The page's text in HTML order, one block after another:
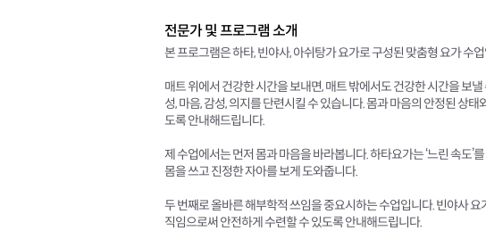
전문가 및 프로그램 소개
본 프로그램은 하타, 빈야사, 아쉬탕가 요가로 구성된 맞춤형 요가 수
매트 위에서 건강한 시간을 보내면, 매트 밖에서도 건강한 시간을 보
성, 마음, 감성, 의지를 단련시킬 수 있습니다. 몸과 마음의 안정된 상
도록 안내해드립니다.
제 수업에서는 먼저 몸과 마음을 바라봅니다. 하타요가는 ‘느린 속도’
몸을 쓰고 진정한 자아를 보게 도와줍니다.
두 번째로 올바른 해부학적 쓰임을 중요시하는 수업입니다. 빈야사
직임으로써 안전하게 수련할 수 있도록 안내해드립니다.